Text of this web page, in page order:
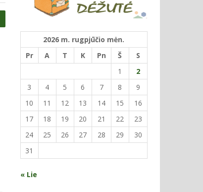
2026 m. rugpjūčio mėn.
Pr
A T K Pn Š
S
1
2
3
4 5 6 7 8
9
10
11 12 13 14 15
16
17
18 19 20 21 22
23
24
25 26 27 28 29
30
31
« Lie